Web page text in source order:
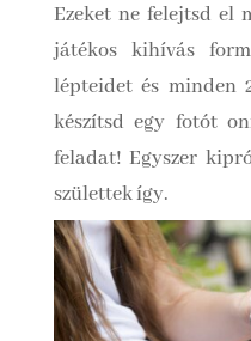
Ezeket ne felejtsd el
játékos kihívás
lépteidet és minden
készítsd egy fotót
feladat! Egyszer
születtek így.